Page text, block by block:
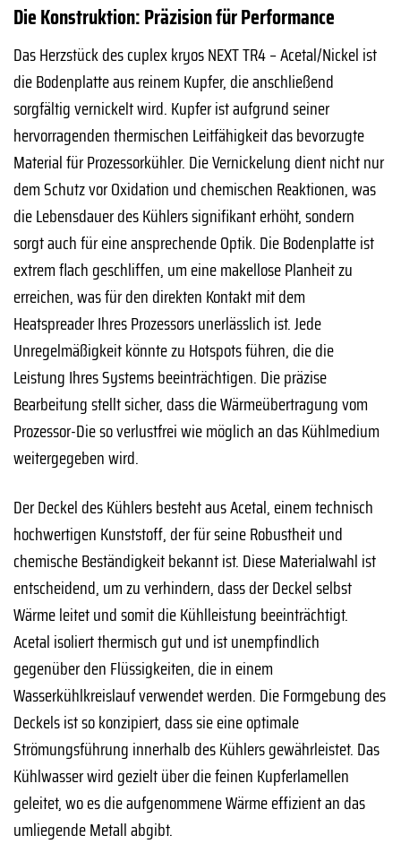
Die Konstruktion: Präzision für Performance
Das Herzstück des cuplex kryos NEXT TR4 – Acetal/Nickel ist
die Bodenplatte aus reinem Kupfer, die anschließend
sorgfältig vernickelt wird. Kupfer ist aufgrund seiner
hervorragenden thermischen Leitfähigkeit das bevorzugte
Material für Prozessorkühler. Die Vernickelung dient nicht nur
dem Schutz vor Oxidation und chemischen Reaktionen, was
die Lebensdauer des Kühlers signifikant erhöht, sondern
sorgt auch für eine ansprechende Optik. Die Bodenplatte ist
extrem flach geschliffen, um eine makellose Planheit zu
erreichen, was für den direkten Kontakt mit dem
Heatspreader Ihres Prozessors unerlässlich ist. Jede
Unregelmäßigkeit könnte zu Hotspots führen, die die
Leistung Ihres Systems beeinträchtigen. Die präzise
Bearbeitung stellt sicher, dass die Wärmeübertragung vom
Prozessor-Die so verlustfrei wie möglich an das Kühlmedium
weitergegeben wird.
Der Deckel des Kühlers besteht aus Acetal, einem technisch
hochwertigen Kunststoff, der für seine Robustheit und
chemische Beständigkeit bekannt ist. Diese Materialwahl ist
entscheidend, um zu verhindern, dass der Deckel selbst
Wärme leitet und somit die Kühlleistung beeinträchtigt.
Acetal isoliert thermisch gut und ist unempfindlich
gegenüber den Flüssigkeiten, die in einem
Wasserkühlkreislauf verwendet werden. Die Formgebung des
Deckels ist so konzipiert, dass sie eine optimale
Strömungsführung innerhalb des Kühlers gewährleistet. Das
Kühlwasser wird gezielt über die feinen Kupferlamellen
geleitet, wo es die aufgenommene Wärme effizient an das
umliegende Metall abgibt.